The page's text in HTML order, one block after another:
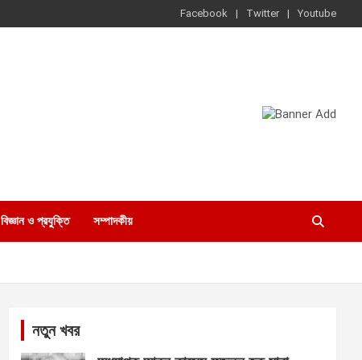
Facebook Twitter Youtube
বিজ্ঞান ও প্রযুক্তি সম্পাদকীয়
নতুন খবর